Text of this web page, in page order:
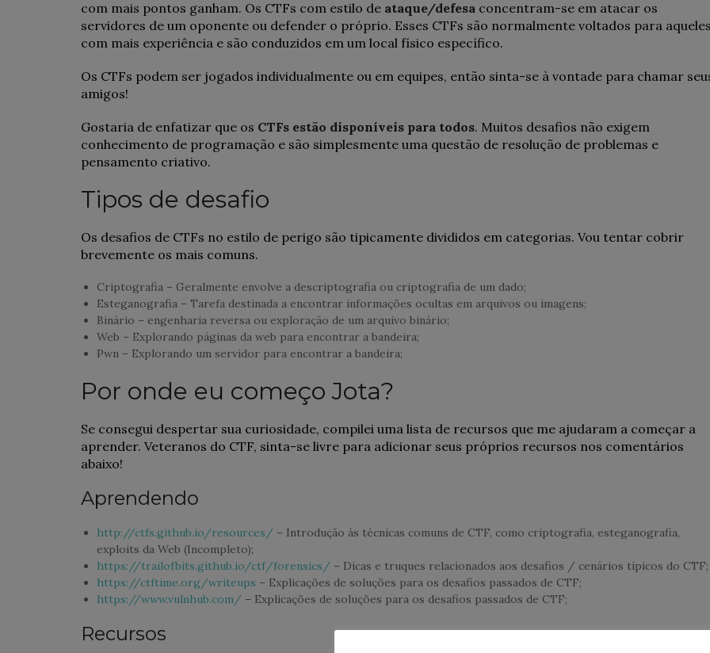
com mais pontos ganham. Os CTFs com estilo de ataque/defesa concentram-se em atacar os
servidores de um oponente ou defender o próprio. Esses CTFs são normalmente voltados para
com mais experiência e são conduzidos em um local físico específico.
Os CTFs podem ser jogados individualmente ou em equipes, então sinta-se à vontade para chamar
amigos!
Gostaria de enfatizar que os CTFs estão disponíveis para todos. Muitos desafios não exigem
conhecimento de programação e são simplesmente uma questão de resolução de problemas e
pensamento criativo.
Tipos de desafio
Os desafios de CTFs no estilo de perigo são tipicamente divididos em categorias. Vou tentar cobrir
brevemente os mais comuns.
Criptografia – Geralmente envolve a descriptografia ou criptografia de um dado;
Esteganografia – Tarefa destinada a encontrar informações ocultas em arquivos ou imagens;
Binário – engenharia reversa ou exploração de um arquivo binário;
Web – Explorando páginas da web para encontrar a bandeira;
Pwn – Explorando um servidor para encontrar a bandeira;
Por onde eu começo Jota?
Se consegui despertar sua curiosidade, compilei uma lista de recursos que me ajudaram a começar a
aprender. Veteranos do CTF, sinta-se livre para adicionar seus próprios recursos nos comentários
abaixo!
Aprendendo
http://ctfs.github.io/resources/ – Introdução às técnicas comuns de CTF, como criptografia, esteganografia,
exploits da Web (Incompleto);
https://trailofbits.github.io/ctf/forensics/ – Dicas e truques relacionados aos desafios / cenários típicos do CTF;
https://ctftime.org/writeups – Explicações de soluções para os desafios passados ​​de CTF;
https://www.vulnhub.com/ – Explicações de soluções para os desafios passados ​​de CTF;
Recursos